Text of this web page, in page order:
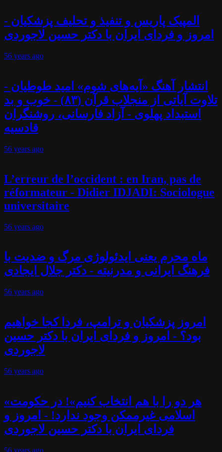
المپیک پاریس و تنفیذ و تحلیف پزشکیان -
امروز و فردای ایران با دکتر حسین لاجوردی
56 years ago
انتشار آهنگ «آیه‌های شوم» امید طوطیان -
تلاوت آیاتی از منجلاب قرآن (۸۳) - خوب و بد
استبداد پهلوی - آزاد فارسانی، روشنگران
قادسیه
56 years ago
L’erreur de l’occident : en Iran, pas de
réformateur - Didier IDJADI: Sociologue
universitaire
56 years ago
ماه محرم یعنی ایدئولوژی مرگ و ضدیت با
فرهنگ ایرانی و مدرنیته - دکتر جلال ایجادی
56 years ago
امروز پزشکیان و ترامپ، فردا کجا خواهیم
بود؟ - امروز و فردای ایران با دکتر حسین
لاجوردی
56 years ago
«هر دو را با هم انتخاب کنیم»! در حکومت
اسلامی غیرممکن وجود ندارد! - امروز و
فردای ایران با دکتر حسین لاجوردی
56 years ago